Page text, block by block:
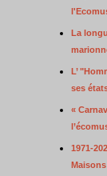
La
L’
ses
«
1971-